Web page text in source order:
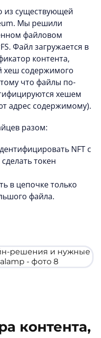
из существующей
Мы решили
файловом
Файл загружается в
контента,
хеш содержимого
что файлы по-
хешем
адрес содержимому).
разом:
NFT с
токен
в цепочке только
файла.
контента,